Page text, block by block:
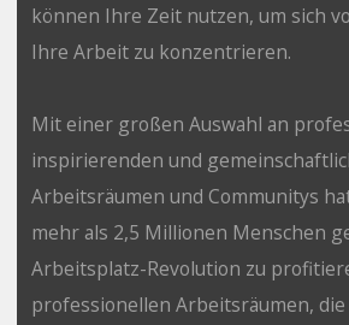
können Ihre Zeit nutzen, um sich
Ihre Arbeit zu konzentrieren.
Mit einer großen Auswahl an
inspirierenden und
Arbeitsräumen und Communitys
mehr als 2,5 Millionen Menschen
Arbeitsplatz-Revolution zu
professionellen Arbeitsräumen,